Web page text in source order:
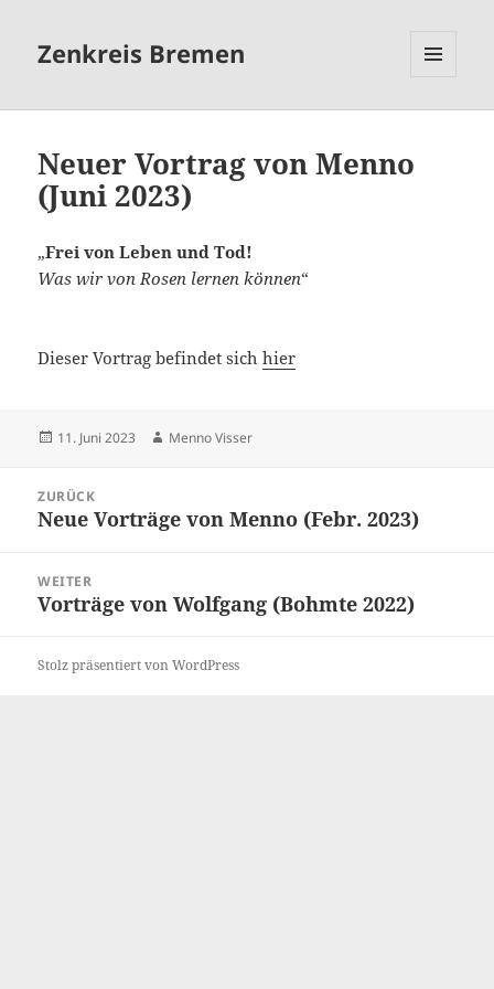
Zenkreis Bremen
Neuer Vortrag von Menno
(Juni 2023)
„Frei von Leben und Tod!
Was wir von Rosen lernen können“
Dieser Vortrag befindet sichhier
Veröffentlicht
11. Juni 2023 Autor
Menno Visser
ZURÜCK
Vorheriger
Neue Vorträge von Menno (Febr. 2023)
WEITER
Nächster
Vorträge von Wolfgang (Bohmte 2022)
Stolz präsentiert von WordPress